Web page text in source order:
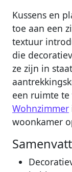
Kussens en
toe aan een
textuur
die
ze zijn in
een ruimte
Wohnzimmer
woonkamer